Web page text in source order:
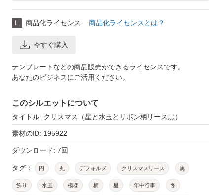
L 商品化ライセンス 商品化ライセンスとは？
今すぐ購入
テンプレートなどの商品販売ができるライセンスです。
あなたのビジネスにご活用ください。
このシルエットについて
タイトル: クリスマス（星と水玉とリボン柄リース黒）
素材のID: 195922
ダウンロード: 7回
タグ： 円 丸 デフォルメ クリスマスリース 黒
飾り 水玉 模様 柄 星 年中行事 冬